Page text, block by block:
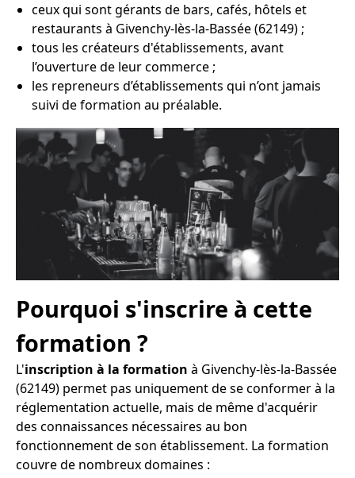
ceux qui sont gérants de bars, cafés, hôtels et
restaurants à Givenchy-lès-la-Bassée (62149) ;
tous les créateurs d'établissements, avant
l’ouverture de leur commerce ;
les repreneurs d’établissements qui n’ont jamais
suivi de formation au préalable.
Pourquoi s'inscrire à cette
formation ?
L'inscription à la formation à Givenchy-lès-la-Bassée
(62149) permet pas uniquement de se conformer à la
réglementation actuelle, mais de même d'acquérir
des connaissances nécessaires au bon
fonctionnement de son établissement. La formation
couvre de nombreux domaines :